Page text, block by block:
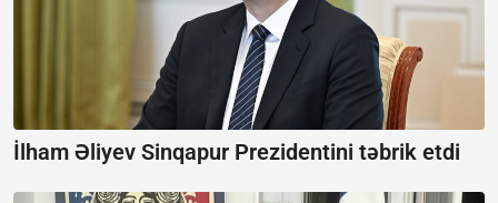
İlham Əliyev Sinqapur Prezidentini təbrik etdi